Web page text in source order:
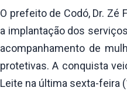
O prefeito de Codó, Dr. Zé
a implantação dos
acompanhamento de
protetivas. A conquista
Leite na última sexta-feira